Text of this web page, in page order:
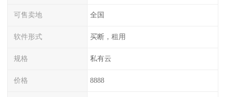
可售卖地 全国
软件形式 买断，租用
规格 私有云
价格 8888